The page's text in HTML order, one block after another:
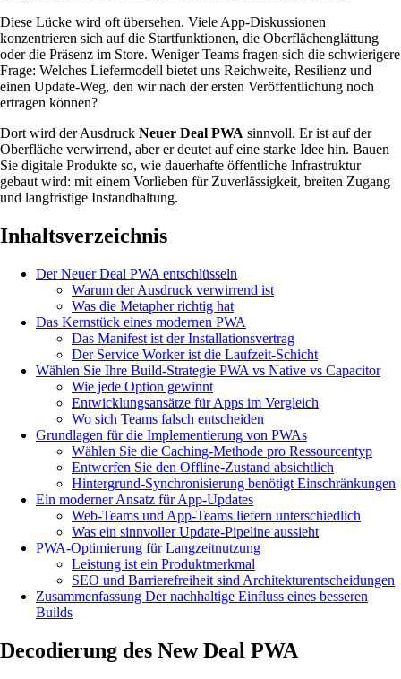
Diese Lücke wird oft übersehen. Viele App-Diskussionen
konzentrieren sich auf die Startfunktionen, die Oberflächenglättung
oder die Präsenz im Store. Weniger Teams fragen sich die schwierigere
Frage: Welches Liefermodell bietet uns Reichweite, Resilienz und
einen Update-Weg, den wir nach der ersten Veröffentlichung noch
ertragen können?
Dort wird der Ausdruck Neuer Deal PWA sinnvoll. Er ist auf der
Oberfläche verwirrend, aber er deutet auf eine starke Idee hin. Bauen
Sie digitale Produkte so, wie dauerhafte öffentliche Infrastruktur
gebaut wird: mit einem Vorlieben für Zuverlässigkeit, breiten Zugang
und langfristige Instandhaltung.
Inhaltsverzeichnis
Der Neuer Deal PWA entschlüsseln
Warum der Ausdruck verwirrend ist
Was die Metapher richtig hat
Das Kernstück eines modernen PWA
Das Manifest ist der Installationsvertrag
Der Service Worker ist die Laufzeit-Schicht
Wählen Sie Ihre Build-Strategie PWA vs Native vs Capacitor
Wie jede Option gewinnt
Entwicklungsansätze für Apps im Vergleich
Wo sich Teams falsch entscheiden
Grundlagen für die Implementierung von PWAs
Wählen Sie die Caching-Methode pro Ressourcentyp
Entwerfen Sie den Offline-Zustand absichtlich
Hintergrund-Synchronisierung benötigt Einschränkungen
Ein moderner Ansatz für App-Updates
Web-Teams und App-Teams liefern unterschiedlich
Was ein sinnvoller Update-Pipeline aussieht
PWA-Optimierung für Langzeitnutzung
Leistung ist ein Produktmerkmal
SEO und Barrierefreiheit sind Architekturentscheidungen
Zusammenfassung Der nachhaltige Einfluss eines besseren
Builds
Decodierung des New Deal PWA